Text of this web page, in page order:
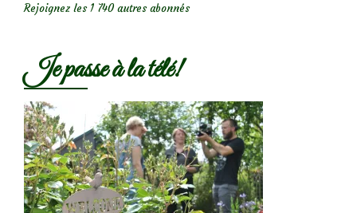
Rejoignez les 1 740 autres abonnés
Je passe à la télé!